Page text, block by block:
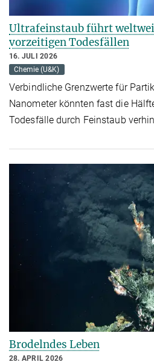
Ultrafeinstaub führt
vorzeitigen Todesfällen
16. JULI 2026
Chemie (U&K)
Verbindliche Grenzwerte für
Nanometer könnten fast die
Todesfälle durch Feinstaub
Brodelndes Leben
28. APRIL 2026